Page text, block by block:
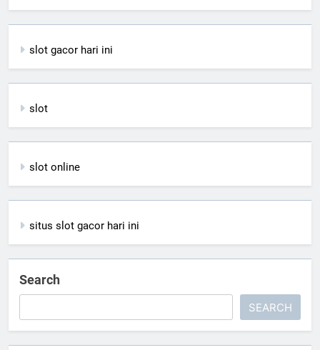
slot gacor hari ini
slot
slot online
situs slot gacor hari ini
Search
SEARCH